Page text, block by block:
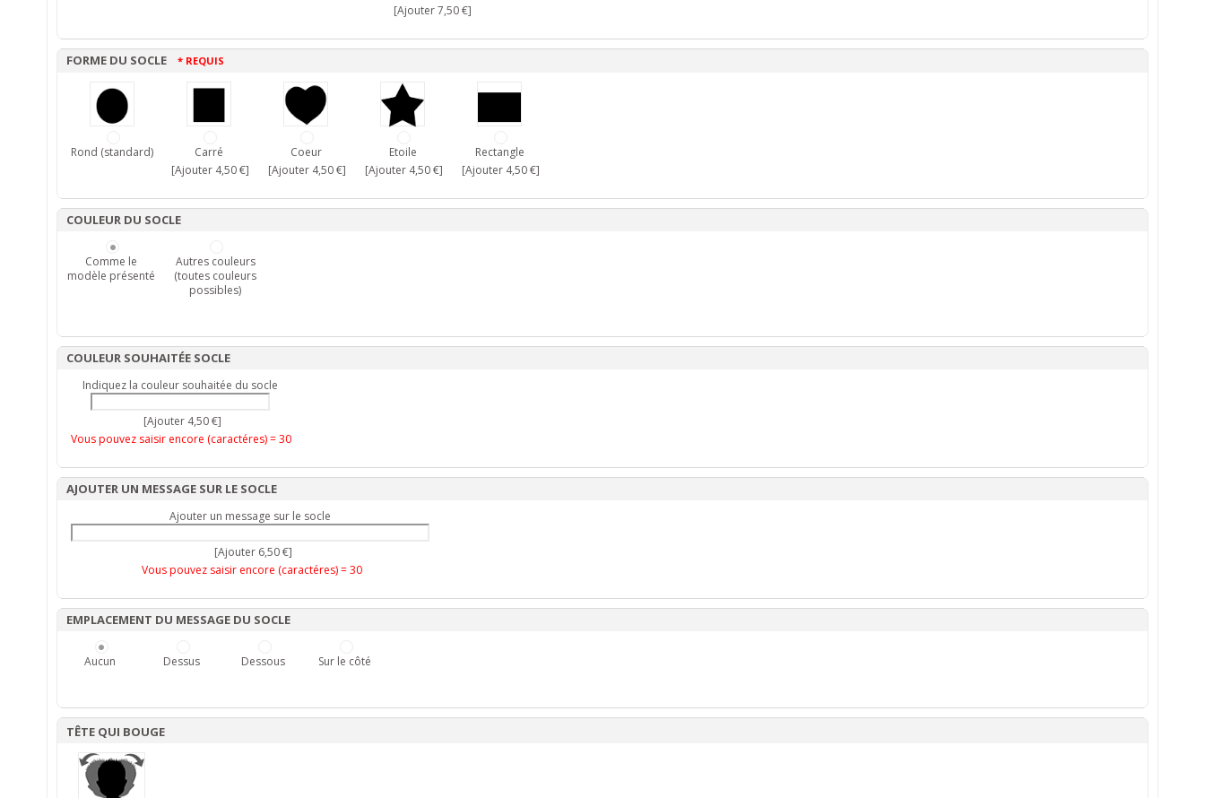
[Ajouter 7,50 €]
FORME DU SOCLE * REQUIS
Rond (standard)
Carré
[Ajouter 4,50 €]
Coeur
[Ajouter 4,50 €]
Etoile
[Ajouter 4,50 €]
Rectangle
[Ajouter 4,50 €]
COULEUR DU SOCLE
Comme le
modèle présenté
Autres couleurs
(toutes couleurs
possibles)
COULEUR SOUHAITÉE SOCLE
Indiquez la couleur souhaitée du socle
[Ajouter 4,50 €]
Vous pouvez saisir encore (caractéres) =30
AJOUTER UN MESSAGE SUR LE SOCLE
Ajouter un message sur le socle
[Ajouter 6,50 €]
Vous pouvez saisir encore (caractéres) =30
EMPLACEMENT DU MESSAGE DU SOCLE
Aucun Dessus Dessous Sur le côté
TÊTE QUI BOUGE